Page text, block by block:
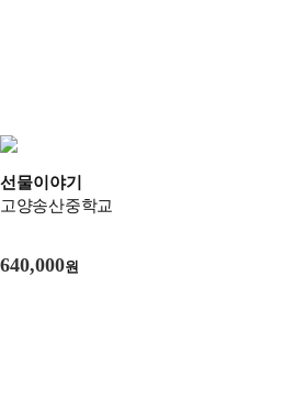
선물이야기
고양송산중학교
640,000원